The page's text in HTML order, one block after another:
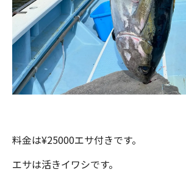
料金は¥25000エサ付きです。
エサは活きイワシです。